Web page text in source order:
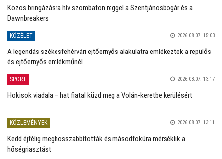
Közös bringázásra hív szombaton reggel a Szentjánosbogár és a
Dawnbreakers
KÖZÉLET 2026.08.07. 15:03
A legendás székesfehérvári ejtőernyős alakulatra emlékeztek a repülős
és ejtőernyős emlékműnél
SPORT 2026.08.07. 13:17
Hokisok viadala – hat fiatal küzd meg a Volán-keretbe kerülésért
KÖZLEMÉNYEK 2026.08.07. 13:11
Kedd éjfélig meghosszabbították és másodfokúra mérséklik a
hőségriasztást